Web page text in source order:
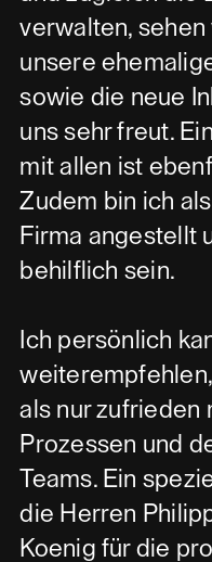
verwalten,
unsere
sowie die neue
uns sehr freut.
mit allen ist
Zudem bin ich
Firma angestellt
behilflich sein.
Ich persönlich
als nur zufrieden
Prozessen und
Teams. Ein
die Herren
Koenig für die